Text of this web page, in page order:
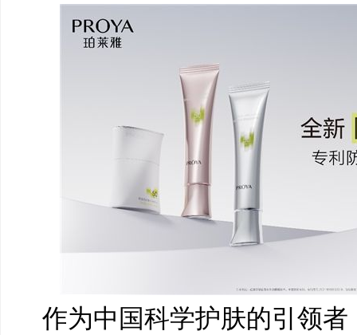
作为中国科学护肤的引领